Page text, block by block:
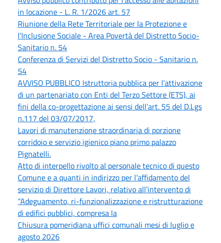
in locazione - L. R. 1/2026 art. 57
Riunione della Rete Territoriale per la Protezione e
l’Inclusione Sociale - Area Povertà del Distretto Socio-
Sanitario n. 54
Conferenza di Servizi del Distretto Socio - Sanitario n.
54
AVVISO PUBBLICO Istruttoria pubblica per l’attivazione
di un partenariato con Enti del Terzo Settore (ETS), ai
fini della co-progettazione ai sensi dell’art. 55 del D.Lgs
n.117 del 03/07/2017,
Lavori di manutenzione straordinaria di porzione
corridoio e servizio igienico piano primo palazzo
Pignatelli.
Atto di interpello rivolto al personale tecnico di questo
Comune e a quanti in indirizzo per l’affidamento del
servizio di Direttore Lavori, relativo all’intervento di
“Adeguamento, ri-funzionalizzazione e ristrutturazione
di edifici pubblici, compresa la
Chiusura pomeridiana uffici comunali mesi di luglio e
agosto 2026